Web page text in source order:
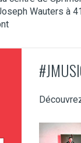
Wauters à
eslg